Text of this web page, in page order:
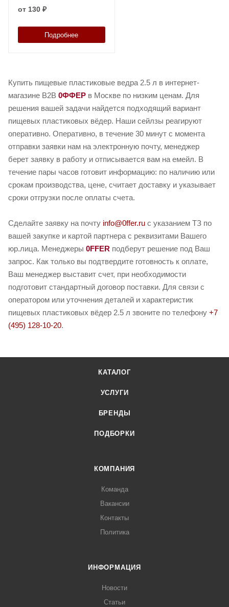
от 130 ₽
Подробнее
Купить пищевые пластиковые ведра 2.5 л в интернет-
магазине B2B 0ФФЕР в Москве по низким ценам. Для
решения вашей задачи найдется подходящий вариант
пищевых пластиковых вёдер. Наши сейлзы реагируют
оперативно. Оперативно, в течение 30 минут с момента
отправки заявки нам на электронную почту, менеджер
берет заявку в работу и отписывается вам на емейл. В
течение пары часов готовит информацию: по наличию или
срокам производства, цене, считает доставку и указывает
сроки отгрузки после оплаты счета.
Сделайте заявку на почту info@0ffer.ru с указанием ТЗ по
вашей закупке и картой партнера с реквизитами Вашего
юр.лица. Менеджеры 0FFER подберут решение под Ваш
запрос. Как только вы подтвердите готовность к оплате,
Ваш менеджер выставит счет, при необходимости
подготовит стандартный договор поставки. Для связи с
оператором или уточнения деталей и характеристик
пищевых пластиковых вёдер 2.5 л звоните по телефону +7
(495) 128-10-20.
КАТАЛОГ
УСЛУГИ
БРЕНДЫ
ПОДБОРКИ
КОМПАНИЯ
Команда
Вакансии
Контакты
Политика
ИНФОРМАЦИЯ
Новости
Статьи